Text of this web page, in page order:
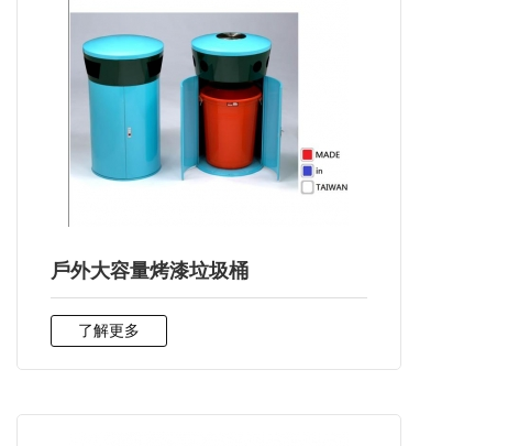
戶外大容量烤漆垃圾桶
了解更多